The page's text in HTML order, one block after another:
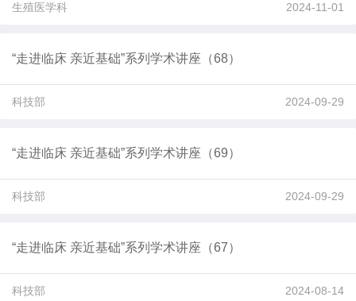
生殖医学科 2024-11-01
“走进临床 亲近基础”系列学术讲座（68）
科技部 2024-09-29
“走进临床 亲近基础”系列学术讲座（69）
科技部 2024-09-29
“走进临床 亲近基础”系列学术讲座（67）
科技部 2024-08-14